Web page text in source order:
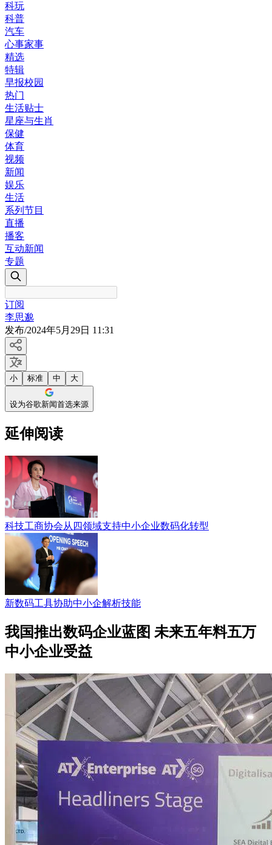
科玩
科普
汽车
心事家事
精选
特辑
早报校园
热门
生活贴士
星座与生肖
保健
体育
视频
新闻
娱乐
生活
系列节目
直播
播客
互动新闻
专题
订阅
李思邈
发布/2024年5月29日 11:31
小 标准 中 大
设为谷歌新闻首选来源
延伸阅读
科技工商协会从四领域支持中小企业数码化转型
新数码工具协助中小企解析技能
我国推出数码企业蓝图 未来五年料五万
中小企业受益